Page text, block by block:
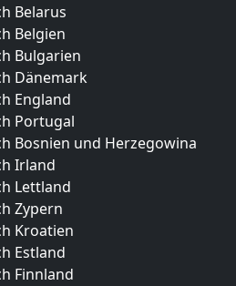
Belarus
Belgien
Bulgarien
Dänemark
England
Portugal
Bosnien und Herzegowina
Irland
Lettland
Zypern
Kroatien
Estland
Finnland